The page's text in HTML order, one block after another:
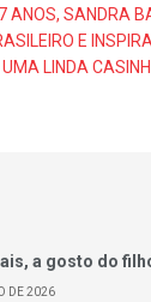
ANOS, SANDRA
E
UMA LINDA
a gosto do
DE 2026